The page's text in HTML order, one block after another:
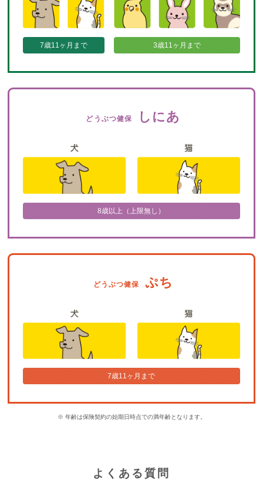
7歳11ヶ月まで 3歳11ヶ月まで
どうぶつ健保 しにあ
8歳以上（上限無し）
どうぶつ健保 ぷち
7歳11ヶ月まで
※ 年齢は保険契約の始期日時点での満年齢となります。
よくある質問